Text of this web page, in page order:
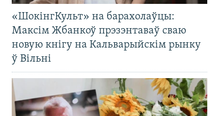
«ШокінгКульт» на барахолаўцы:
Максім Жбанкоў прэзэнтаваў сваю
новую кнігу на Кальварыйскім рынку
ў Вільні